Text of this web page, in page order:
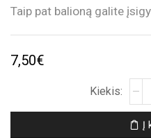
Taip pat balioną galite
7,50€
Į